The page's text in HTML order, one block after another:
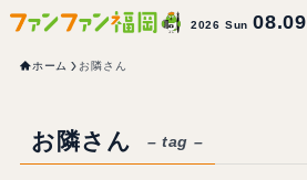
2026 Sun08.09
ホーム お隣さん
お隣さん – tag –